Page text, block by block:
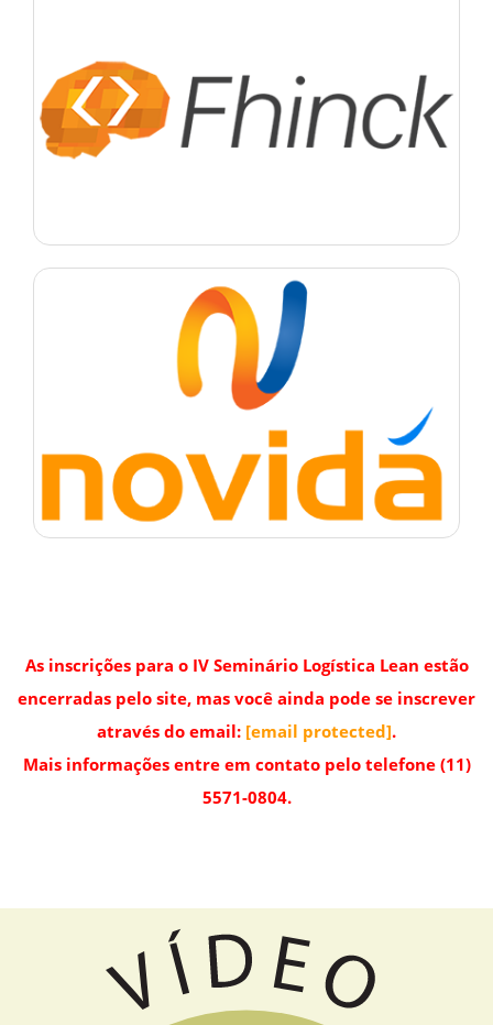
As inscrições para o IV Seminário Logística Lean estão
encerradas pelo site, mas você ainda pode se inscrever
através do email: [email protected].
Mais informações entre em contato pelo telefone (11)
5571-0804.